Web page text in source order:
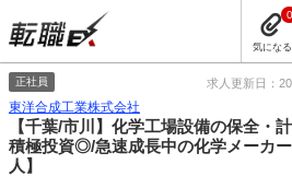
気になる
0
正社員 求人更新日：
東洋合成工業株式会社
【千葉/市川】化学工場設備の保全・
積極投資◎/急速成長中の化学メーカ
人】